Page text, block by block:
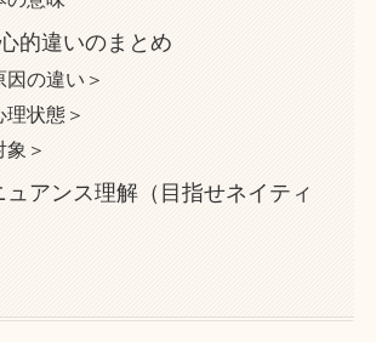
的違いのまとめ
因の違い＞
理状態＞
象＞
ュアンス理解（目指せネイティ